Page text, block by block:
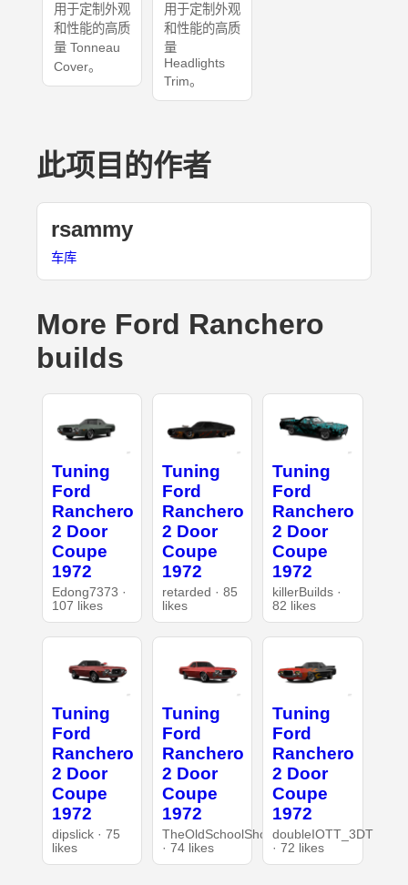
用于定制外观
和性能的高质
量 Tonneau
Cover。
用于定制外观
和性能的高质
量
Headlights
Trim。
此项目的作者
rsammy
车库
More Ford Ranchero
builds
Tuning
Ford
Ranchero
2 Door
Coupe
1972
Edong7373 ·
107 likes
Tuning
Ford
Ranchero
2 Door
Coupe
1972
retarded · 85
likes
Tuning
Ford
Ranchero
2 Door
Coupe
1972
killerBuilds ·
82 likes
Tuning
Ford
Ranchero
2 Door
Coupe
1972
dipslick · 75
likes
Tuning
Ford
Ranchero
2 Door
Coupe
1972
TheOldSchoolShop
· 74 likes
Tuning
Ford
Ranchero
2 Door
Coupe
1972
doubleIOTT_3DT
· 72 likes